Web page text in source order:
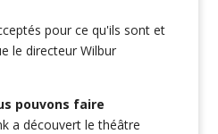
pour ce qu'ils sont et
le directeur Wilbur
pouvons faire
a découvert le théâtre